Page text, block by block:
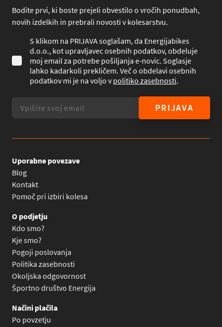
Bodite prvi, ki boste prejeli obvestilo o vročih ponudbah,
novih izdelkih in prebrali novosti v kolesarstvu.
S klikom na PRIJAVA soglašam, da Energijabikes
d.o.o., kot upravljavec osebnih podatkov, obdeluje
moj email za potrebe pošiljanja e-novic. Soglasje
lahko kadarkoli prekličem. Več o obdelavi osebnih
podatkov mi je na voljo vpolitiko zasebnosti.
PRIJAVA
Uporabne povezave
Blog
Kontakt
Pomoč pri izbiri kolesa
O podjetju
Kdo smo?
Kje smo?
Pogoji poslovanja
Politika zasebnosti
Okoljska odgovornost
Športno društvo Energija
Načini plačila
Po povzetju